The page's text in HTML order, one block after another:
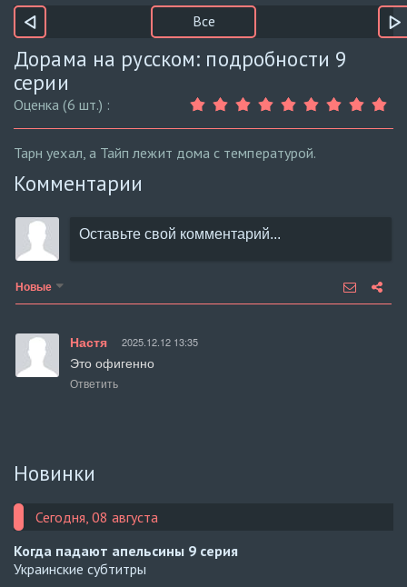
Все
Дорама на русском: подробности 9
серии
Оценка (6 шт.) :
Тарн уехал, а Тайп лежит дома с температурой.
Комментарии
Новые
Настя 2025.12.12 13:35
Это офигенно
Ответить
Новинки
Сегодня, 08 августа
Когда падают апельсины 9 серия
Украинские субтитры